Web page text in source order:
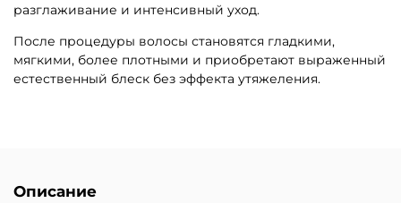
разглаживание и интенсивный уход.
После процедуры волосы становятся гладкими,
мягкими, более плотными и приобретают выраженный
естественный блеск без эффекта утяжеления.
Описание